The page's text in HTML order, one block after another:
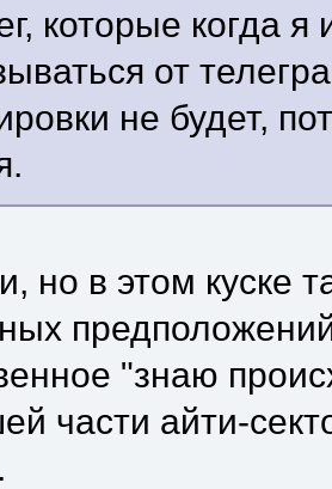
которые когда
от
не будет,
но в этом куске
"знаю
части айти-